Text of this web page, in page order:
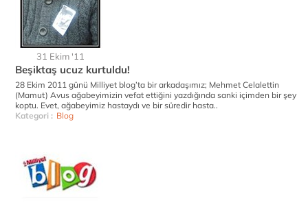
31 Ekim '11
Beşiktaş ucuz kurtuldu!
28 Ekim 2011 günü Milliyet blog’ta bir arkadaşımız; Mehmet Celalettin
(Mamut) Avus ağabeyimizin vefat ettiğini yazdığında sanki içimden bir şey
koptu. Evet, ağabeyimiz hastaydı ve bir süredir hasta..
Kategori : Blog